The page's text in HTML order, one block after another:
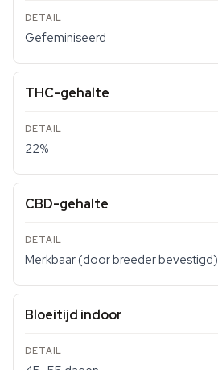
Gefeminiseerd
THC-gehalte
22%
CBD-gehalte
Merkbaar (door breeder bevestigd)
Bloeitijd indoor